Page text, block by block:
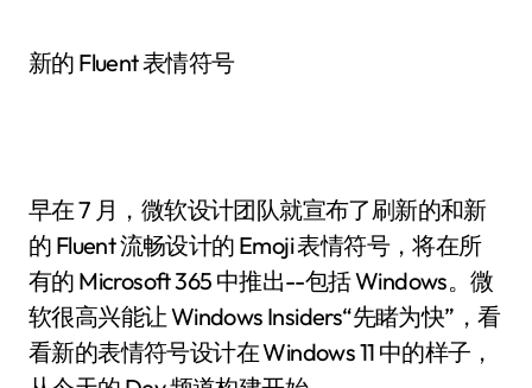
新的 Fluent 表情符号
早在 7 月，微软设计团队就宣布了刷新的和新
的 Fluent 流畅设计的 Emoji 表情符号，将在所
有的 Microsoft 365 中推出--包括 Windows。微
软很高兴能让 Windows Insiders“先睹为快”，看
看新的表情符号设计在 Windows 11 中的样子，